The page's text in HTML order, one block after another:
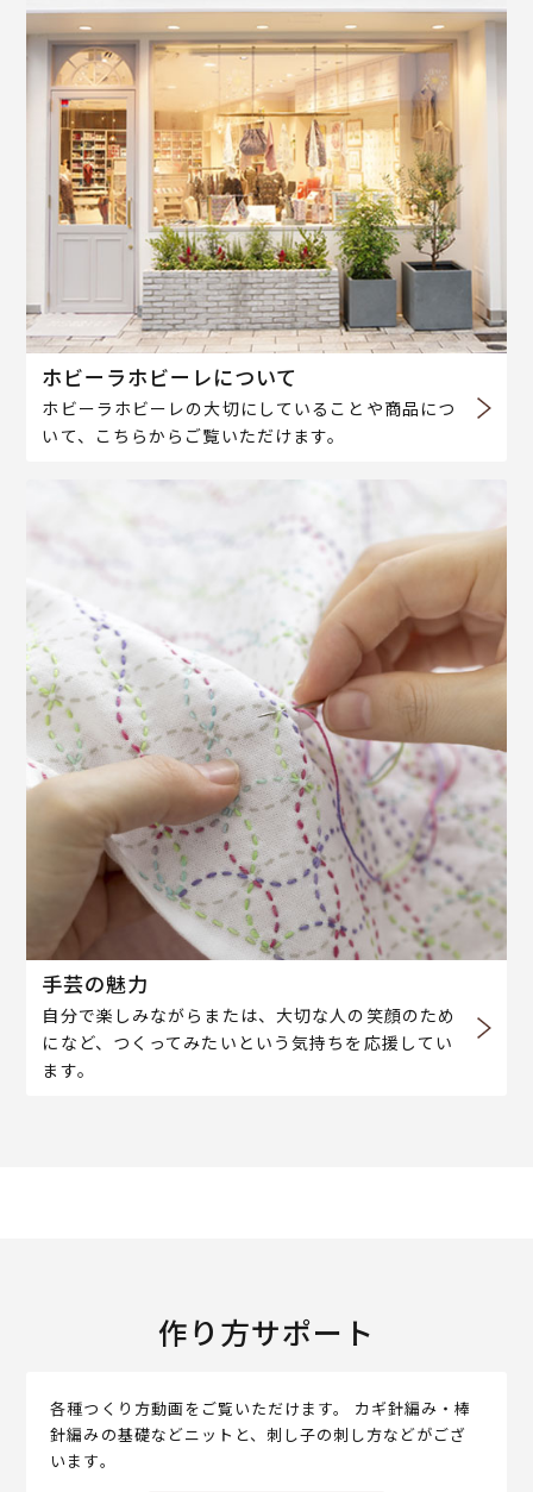
ホビーラホビーレについて
ホビーラホビーレの大切にしていることや商品につ
いて、こちらからご覧いただけます。
手芸の魅力
自分で楽しみながらまたは、大切な人の笑顔のため
になど、つくってみたいという気持ちを応援してい
ます。
作り方サポート
各種つくり方動画をご覧いただけます。 カギ針編み・棒
針編みの基礎などニットと、刺し子の刺し方などがござ
います。